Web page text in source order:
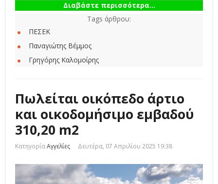
Διαβάστε περισσότερα...
Tags άρθρου:
ΠΕΣΕΚ
Παναγιώτης Βέμμος
Γρηγόρης Καλομοίρης
Πωλείται οικόπεδο άρτιο
και οικοδομήσιμο εμβαδού
310,20 m2
ΚατηγορίαΑγγελίες Δευτέρα, 07 Απριλίου 2025 19:38